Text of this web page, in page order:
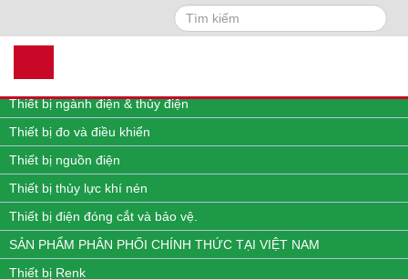
Search
Thiết bị quan trắc môi trường online
Thiết bị ngành điện & thủy điện
Thiết bị đo và điều khiển
Thiết bị nguồn điện
Thiết bị thủy lực khí nén
Thiết bị điện đóng cắt và bảo vệ.
SẢN PHẨM PHÂN PHỐI CHÍNH THỨC TẠI VIỆT NAM
Thiết bị Renk